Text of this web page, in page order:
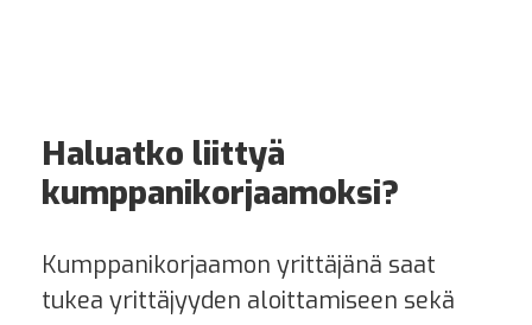
Haluatko liittyä
kumppanikorjaamoksi?
Kumppanikorjaamon yrittäjänä saat
tukea yrittäjyyden aloittamiseen sekä